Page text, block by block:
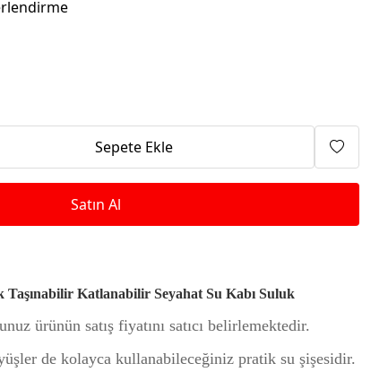
Makineleri
Sepete Ekle
Satın Al
Katlanabilir Seyahat Su Kabı Suluk
ürünün satış fiyatını satıcı belirlemektedir.
de kolayca kullanabileceğiniz pratik su şişesidir.